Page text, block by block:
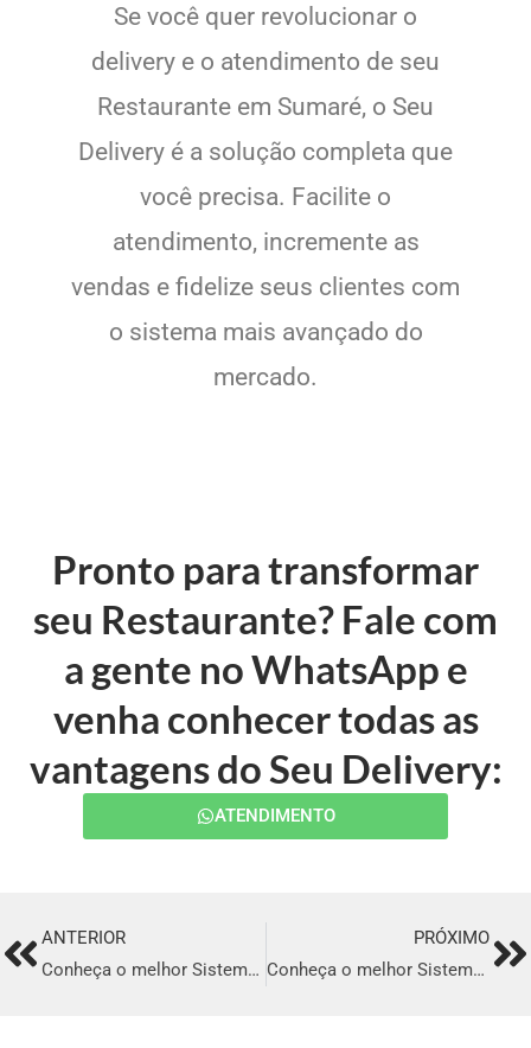
Se você quer revolucionar o
delivery e o atendimento de seu
Restaurante em Sumaré, o Seu
Delivery é a solução completa que
você precisa. Facilite o
atendimento, incremente as
vendas e fidelize seus clientes com
o sistema mais avançado do
mercado.
Pronto para transformar
seu Restaurante? Fale com
a gente no WhatsApp e
venha conhecer todas as
vantagens do Seu Delivery:
ATENDIMENTO
PrevANTERIOR
Conheça o melhor Sistema para Delivery em Camaçari
PRÓXIMO
Conheça o melhor Sistema para Delivery em Barueri